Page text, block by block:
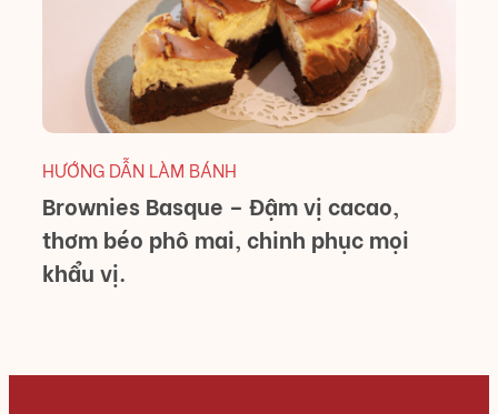
HƯỚNG DẪN LÀM BÁNH
Brownies Basque – Đậm vị cacao,
thơm béo phô mai, chinh phục mọi
khẩu vị.